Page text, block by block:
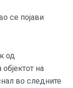
се појави
од
на
во следните